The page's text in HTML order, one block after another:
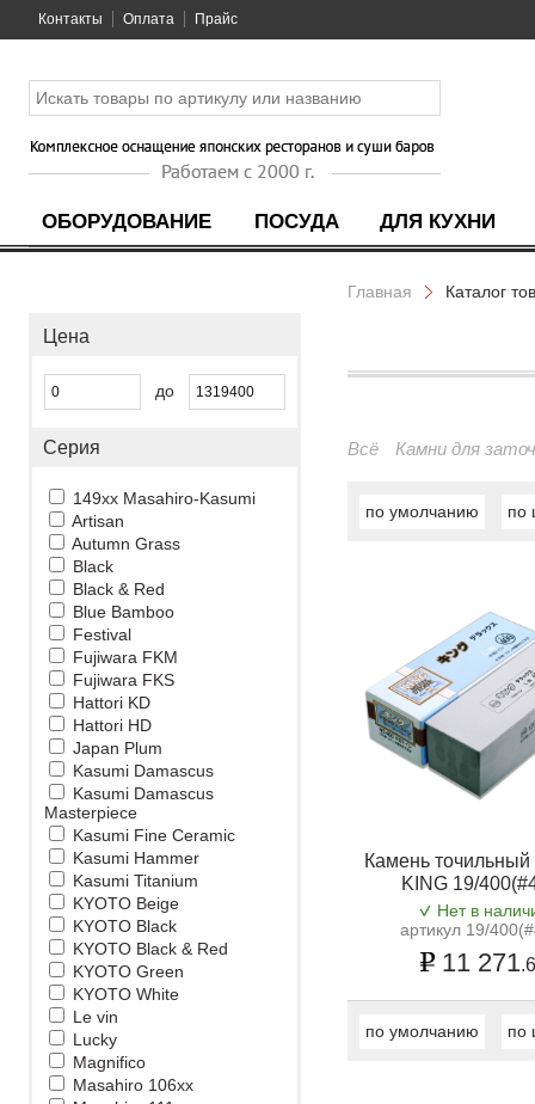
Контакты Оплата Прайс
ОБОРУДОВАНИЕ ПОСУДА ДЛЯ КУХНИ
Цена
до
Серия
149xx Masahiro-Kasumi
Artisan
Autumn Grass
Black
Black & Red
Blue Bamboo
Festival
Fujiwara FKM
Fujiwara FKS
Hattori KD
Hattori HD
Japan Plum
Kasumi Damascus
Kasumi Damascus
Masterpiece
Kasumi Fine Ceramic
Kasumi Hammer
Kasumi Titanium
KYOTO Beige
KYOTO Black
KYOTO Black & Red
KYOTO Green
KYOTO White
Le vin
Lucky
Magnifico
Masahiro 106xx
Главная Каталог
Всё Камни для
по умолчанию по
Камень
KING 19/
Нет в
артикул 19/
11 271
по умолчанию по